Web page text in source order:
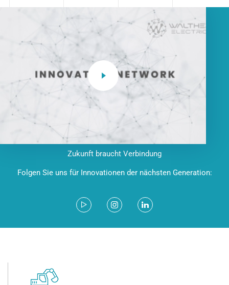
Zukunft braucht Verbindung
Folgen Sie uns für Innovationen der nächsten Generation: